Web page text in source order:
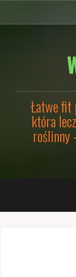
do
Łatwe fit
która
roślinny